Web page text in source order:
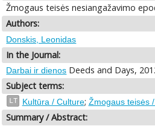
Žmogaus teisės nesiangažavimo
Authors:
Donskis, Leonidas
In the Journal:
Darbai ir dienos Deeds and Days,
Subject terms:
LT Kultūra / Culture; Žmogaus teisės
Summary / Abstract: